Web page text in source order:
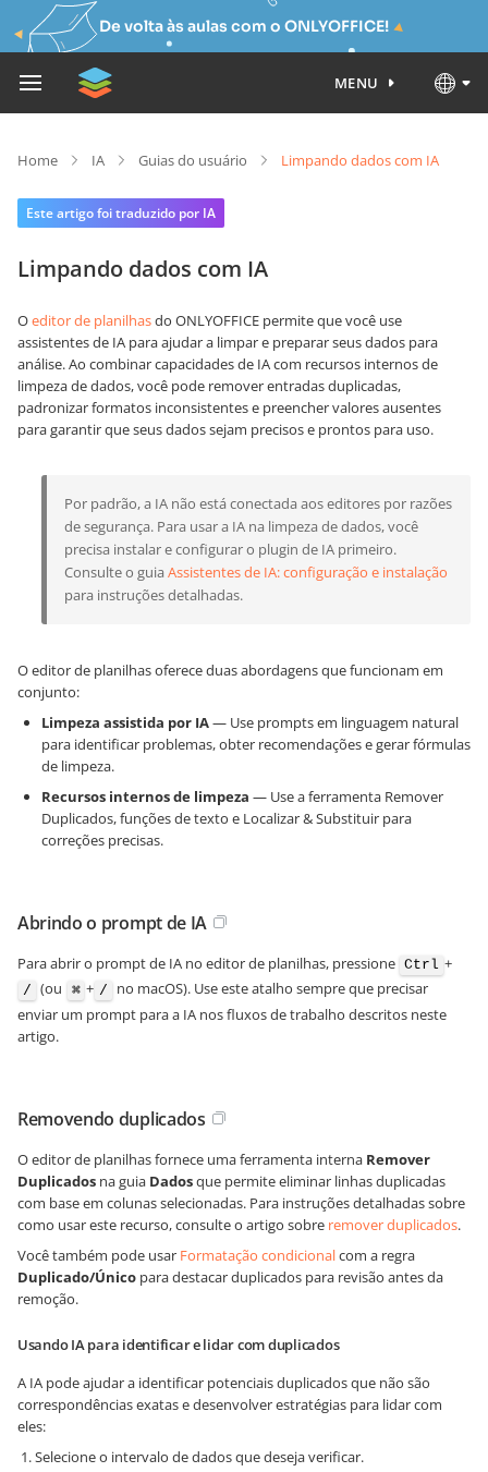
De volta às aulas com o ONLYOFFICE!
MENU
Home IA Guias do usuário Limpando dados com IA
Este artigo foi traduzido por IA
Limpando dados com IA
Oeditor de planilhasdo ONLYOFFICE permite que você use
assistentes de IA para ajudar a limpar e preparar seus dados para
análise. Ao combinar capacidades de IA com recursos internos de
limpeza de dados, você pode remover entradas duplicadas,
padronizar formatos inconsistentes e preencher valores ausentes
para garantir que seus dados sejam precisos e prontos para uso.
Por padrão, a IA não está conectada aos editores por razões
de segurança. Para usar a IA na limpeza de dados, você
precisa instalar e configurar o plugin de IA primeiro.
Consulte o guia Assistentes de IA: configuração e instalação
para instruções detalhadas.
O editor de planilhas oferece duas abordagens que funcionam em
conjunto:
Limpeza assistida por IA— Use prompts em linguagem natural
para identificar problemas, obter recomendações e gerar fórmulas
de limpeza.
Recursos internos de limpeza — Use a ferramenta Remover
Duplicados, funções de texto e Localizar & Substituir para
correções precisas.
Abrindo o prompt de IA
Para abrir o prompt de IA no editor de planilhas, pressione Ctrl +
/ (ou ⌘ + /
no macOS). Use este atalho sempre que precisar
enviar um prompt para a IA nos fluxos de trabalho descritos neste
artigo.
Removendo duplicados
O editor de planilhas fornece uma ferramenta interna Remover
Duplicados na guia Dadosque permite eliminar linhas duplicadas
com base em colunas selecionadas. Para instruções detalhadas sobre
como usar este recurso, consulte o artigo sobre remover duplicados.
Você também pode usar Formatação condicionalcom a regra
Duplicado/Único para destacar duplicados para revisão antes da
remoção.
Usando IA para identificar e lidar com duplicados
A IA pode ajudar a identificar potenciais duplicados que não são
correspondências exatas e desenvolver estratégias para lidar com
eles:
Selecione o intervalo de dados que deseja verificar.